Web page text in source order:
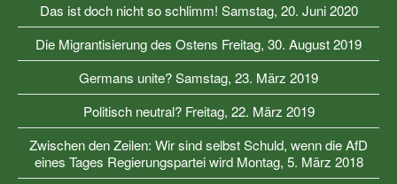
Das ist doch nicht so schlimm! Samstag, 20. Juni 2020
Die Migrantisierung des Ostens Freitag, 30. August 2019
Germans unite?Samstag, 23. März 2019
Politisch neutral? Freitag, 22. März 2019
Zwischen den Zeilen: Wir sind selbst Schuld, wenn die AfD
eines Tages Regierungspartei wird Montag, 5. März 2018